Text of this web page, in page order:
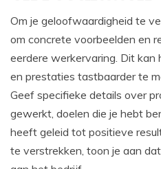
Om je geloofwaardigheid te
om concrete voorbeelden en
eerdere werkervaring. Dit kan
en prestaties tastbaarder te
Geef specifieke details over
gewerkt, doelen die je hebt
heeft geleid tot positieve
te verstrekken, toon je aan